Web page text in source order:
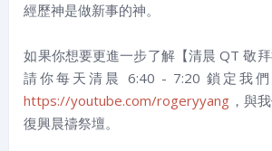
經歷神是做新事的神。
如果你想要更進一步了解【清晨 QT 敬
請你每天清晨 6:40 - 7:20 鎖定我們
https://youtube.com/rogeryyang ，與
復興晨禱祭壇。